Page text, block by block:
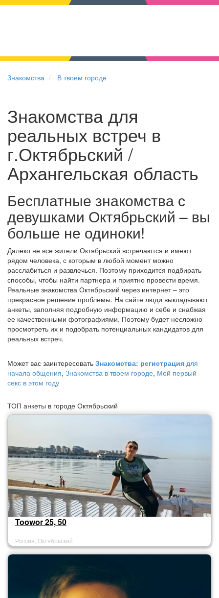
Знакомства В твоем городе
Знакомства для
реальных встреч в
г.Октябрьский /
Архангельская область
Бесплатные знакомства с
девушками Октябрьский – вы
больше не одиноки!
Далеко не все жители Октябрьский встречаются и имеют
рядом человека, с которым в любой момент можно
расслабиться и развлечься. Поэтому приходится подбирать
способы, чтобы найти партнера и приятно провести время.
Реальные знакомства Октябрьский через интернет – это
прекрасное решение проблемы. На сайте люди выкладывают
анкеты, заполняя подробную информацию и себе и снабжая
ее качественными фотографиями. Поэтому будет несложно
просмотреть их и подобрать потенциальных кандидатов для
реальных встреч.
Может вас заинтересовать Знакомства: регистрация для
начала общения, Знакомства в твоем городе, Мой первый
секс в этом году
ТОП анкеты в городе Октябрьский
Toowor 25, 50
Россия, Октябрьский